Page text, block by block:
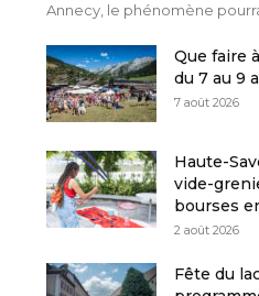
Annecy, le phénomène
Que faire
du 7 au 9
7 août 2026
Haute-
vide-
bourses
2 août 2026
Fête du